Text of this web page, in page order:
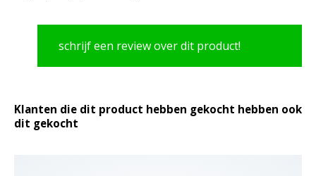
schrijf een review over dit product!
Klanten die dit product hebben gekocht hebben ook
dit gekocht